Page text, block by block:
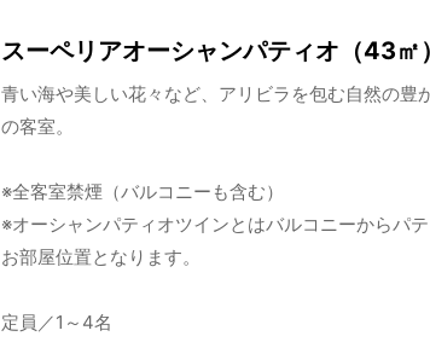
スーペリアオーシャンパティオ（43㎡）
青い海や美しい花々など、アリビラを包む自然の豊
の客室。
※全客室禁煙（バルコニーも含む）
※オーシャンパティオツインとはバルコニーからパ
お部屋位置となります。
定員／1～4名